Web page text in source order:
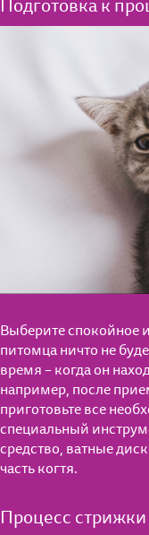
Подготовка к
Выберите спокойное
питомца ничто не
время – когда он
например, после
приготовьте все
специальный
средство, ватные
часть когтя.
Процесс стрижки